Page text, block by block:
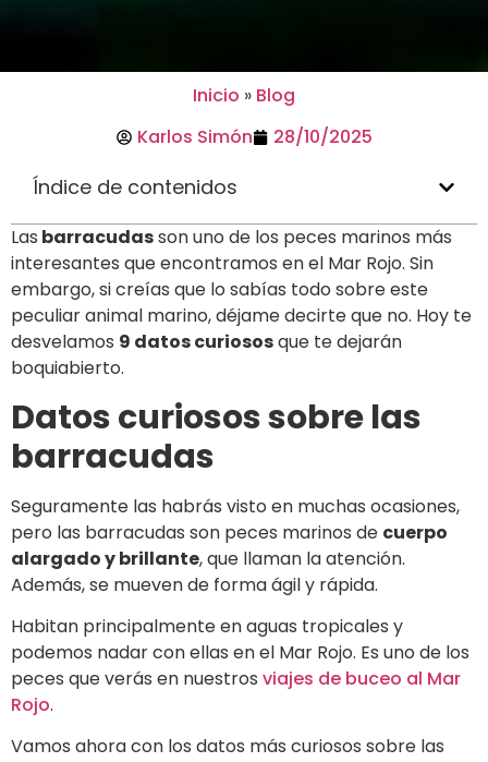
Inicio » Blog
Karlos Simón
28/10/2025
Índice de contenidos
Las barracudasson uno de los peces marinos más
interesantes que encontramos en el Mar Rojo. Sin
embargo, si creías que lo sabías todo sobre este
peculiar animal marino, déjame decirte que no. Hoy te
desvelamos 9 datos curiososque te dejarán
boquiabierto.
Datos curiosos sobre las
barracudas
Seguramente las habrás visto en muchas ocasiones,
pero las barracudas son peces marinos de cuerpo
alargado y brillante, que llaman la atención.
Además, se mueven de forma ágil y rápida.
Habitan principalmente en aguas tropicales y
podemos nadar con ellas en el Mar Rojo. Es uno de los
peces que verás en nuestros viajes de buceo al Mar
Rojo.
Vamos ahora con los datos más curiosos sobre las